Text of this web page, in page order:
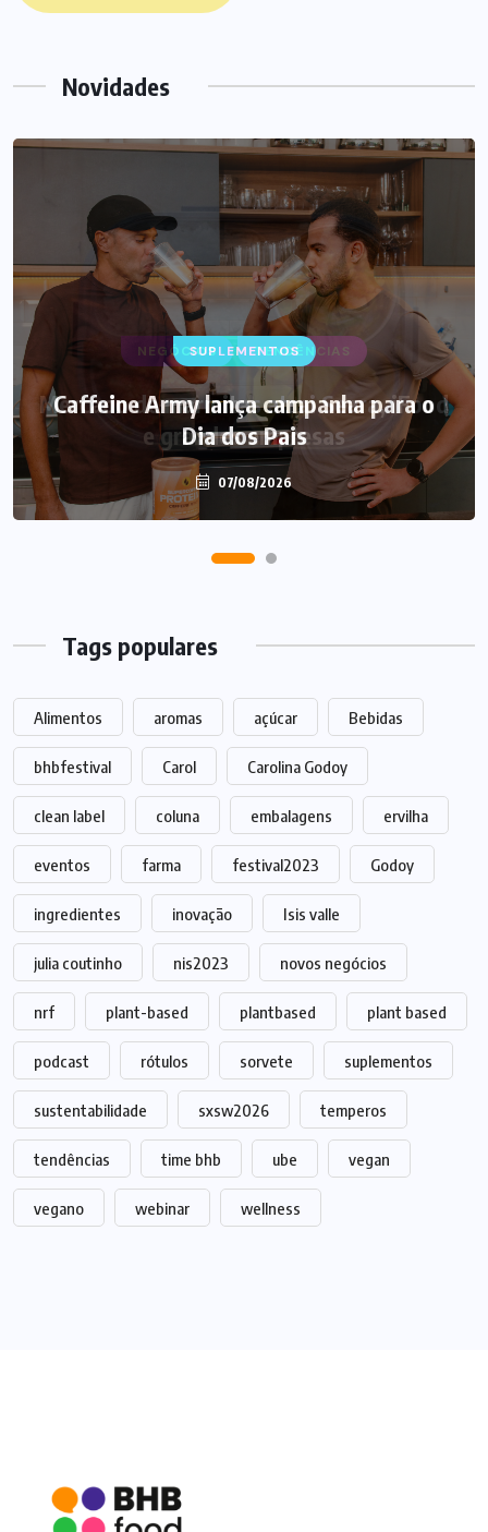
Novidades
SUPLEMENTOS
Caffeine Army lança campanha para o
Dia dos Pais
07/08/2026
Tags populares
Alimentos aromas açúcar Bebidas
bhbfestival Carol Carolina Godoy
clean label coluna embalagens ervilha
eventos farma festival2023 Godoy
ingredientes inovação Isis valle
julia coutinho nis2023 novos negócios
nrf plant-based plantbased plant based
podcast rótulos sorvete suplementos
sustentabilidade sxsw2026 temperos
tendências time bhb ube vegan
vegano webinar wellness